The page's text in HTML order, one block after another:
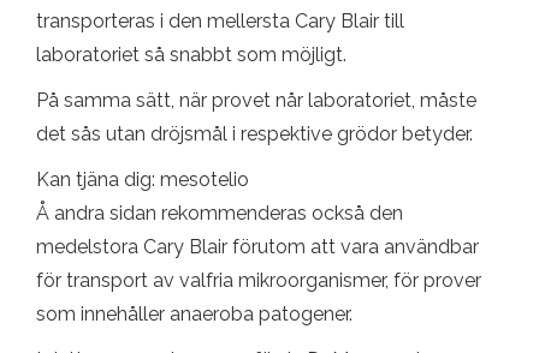
transporteras i den mellersta Cary Blair till
laboratoriet så snabbt som möjligt.
På samma sätt, när provet når laboratoriet, måste
det sås utan dröjsmål i respektive grödor betyder.
Kan tjäna dig: mesotelio
Å andra sidan rekommenderas också den
medelstora Cary Blair förutom att vara användbar
för transport av valfria mikroorganismer, för prover
som innehåller anaeroba patogener.